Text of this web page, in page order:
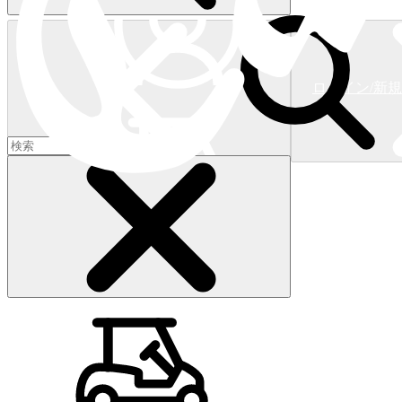
ログイン/新
ショッピングカート 0)